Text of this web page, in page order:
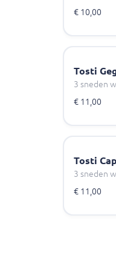
€ 10,00
Tosti
3 sneden
€ 11,00
Tosti
3 sneden
€ 11,00